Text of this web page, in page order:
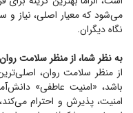
می‌شود که معیار اصلی، نیاز و
نگاه دیگران.
به نظر شما، از منظر سلامت
از منظر سلامت روان،
باشد، «امنیت عاطفی»
امنیت، پذیرش و احترام